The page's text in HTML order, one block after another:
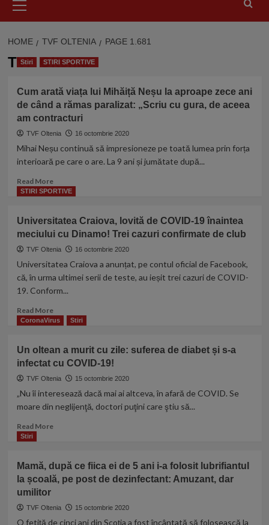
Menu
HOME TVF OLTENIA PAGE 1.681
TVF Oltenia
Stiri STIRI SPORTIVE
Cum arată viața lui Mihăiță Neșu la aproape zece ani
de când a rămas paralizat: „Scriu cu gura, de aceea
am contracturi
TVF Oltenia 16 octombrie 2020
Mihai Neșu continuă să impresioneze pe toată lumea prin forța
interioară pe care o are. La 9 ani și jumătate după...
Read MoreRead
more
arată
viața
lui
Mihăiță
la
aproape
ani
de
a
rămas
paralizat:
cu
gura,
aceea
STIRI SPORTIVE
Universitatea Craiova, lovită de COVID-19 înaintea
meciului cu Dinamo! Trei cazuri confirmate de club
TVF Oltenia 16 octombrie 2020
Universitatea Craiova a anunțat, pe contul oficial de Facebook,
că, în urma ultimei serii de teste, au ieșit trei cazuri de COVID-
19. Conform...
Read MoreRead
more
Craiova,
lovită
de
COVID-
înaintea
cazuri
confirmate
club
CoronaVirus Stiri
Un oltean a murit cu zile: suferea de diabet și s-a
infectat cu COVID-19!
TVF Oltenia 15 octombrie 2020
„Nu îi interesează dacă mai ai altceva, în afară de COVID. Se
moare din neglijenţă, doctori puţini care ştiu să...
Read MoreRead
oltean
a
cu
Stiri
Mamă, după ce fiica ei de 5 ani i-a folosit lubrifiantul
la școală, pe post de dezinfectant: Amuzant, dar
umilitor
TVF Oltenia 15 octombrie 2020
O fetiță de cinci ani din Scoția a fost încântată să folosească la